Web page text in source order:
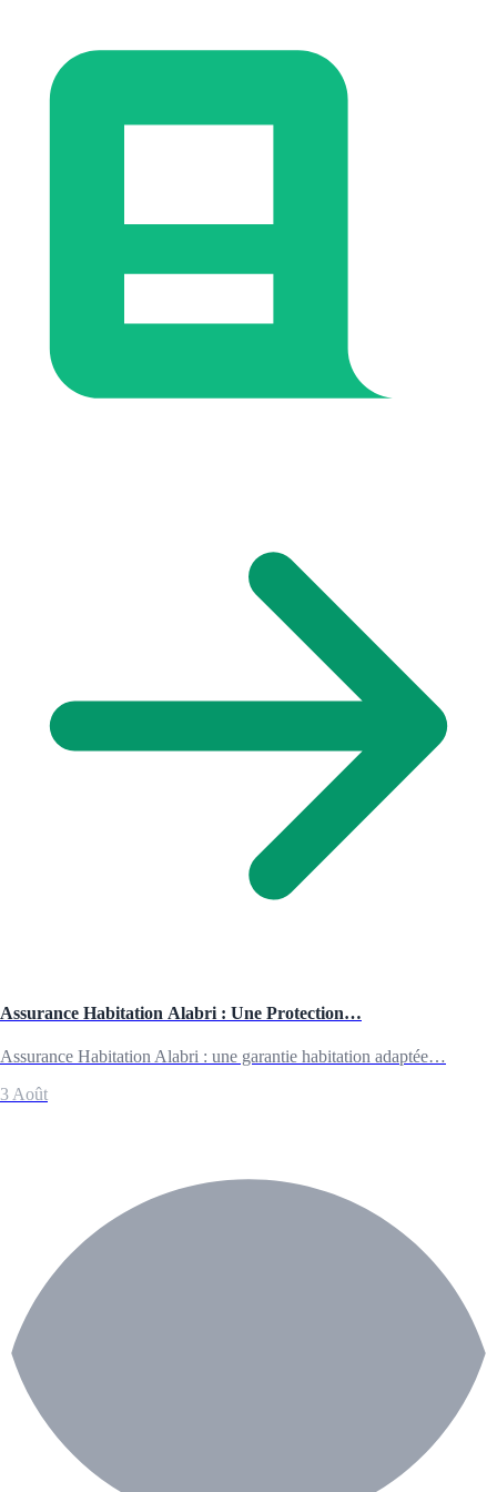
Assurance Habitation Alabri : Une Protection…
Assurance Habitation Alabri : une garantie habitation adaptée…
3 Août